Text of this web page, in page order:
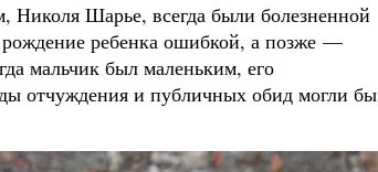
Шарье, всегда были болезненной
ребенка ошибкой, а позже —
мальчик был маленьким, его
отчуждения и публичных обид могли бы